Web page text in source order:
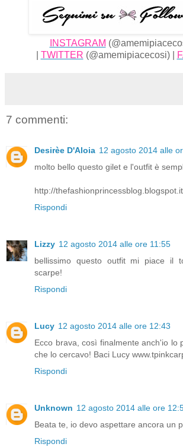
INSTAGRAM
TWITTER (@amemipiacecosi) |
7 commenti:
Desirèe D'Aloia 12 agosto 2014 alle
molto bello questo gilet e l'outfit è
http://
Rispondi
Lizzy 12 agosto 2014 alle ore 11:55
bellissimo questo outfit mi piace il
scarpe!
Rispondi
Lucy 12 agosto 2014 alle ore 12:43
Ecco brava, così finalmente anch'io lo
che lo cercavo! Baci Lucy
Rispondi
Unknown 12 agosto 2014 alle ore
Beata te, io devo aspettare ancora un
Rispondi